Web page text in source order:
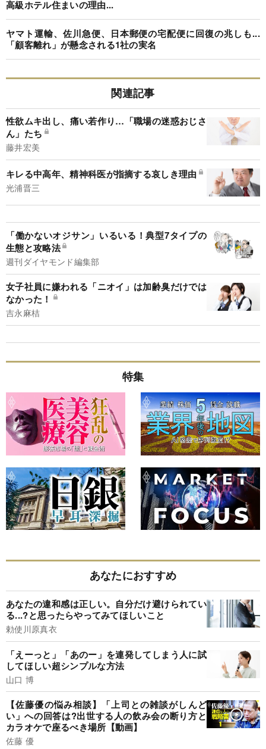
高級ホテル住まいの理由...
ヤマト運輸、佐川急便、日本郵便の宅配便に回復の兆しも...
「顧客離れ」が懸念される1社の実名
関連記事
性欲ムキ出し、痛い若作り…「職場の迷惑おじさ
ん」たち
藤井宏美
キレる中高年、精神科医が指摘する哀しき理由
光浦晋三
「働かないオジサン」いるいる！典型7タイプの
生態と攻略法
週刊ダイヤモンド編集部
女子社員に嫌われる「ニオイ」は加齢臭だけでは
なかった！
吉永麻桔
特集
あなたにおすすめ
あなたの違和感は正しい。自分だけ避けられてい
る...?と思ったらやってみてほしいこと
勅使川原真衣
「えーっと」「あのー」を連発してしまう人に試
してほしい超シンプルな方法
山口 博
【佐藤優の悩み相談】「上司との雑談がしんど
い」への回答は?出世する人の飲み会の断り方と
カラオケで座るべき場所【動画】
佐藤 優